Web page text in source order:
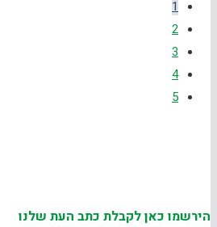
1
2
3
4
5
הירשמו כאן לקבלת כתב העת שלנו